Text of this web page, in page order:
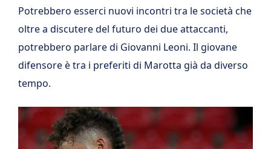
Potrebbero esserci nuovi incontri tra le società che
oltre a discutere del futuro dei due attaccanti,
potrebbero parlare di Giovanni Leoni. Il giovane
difensore è tra i preferiti di Marotta già da diverso
tempo.